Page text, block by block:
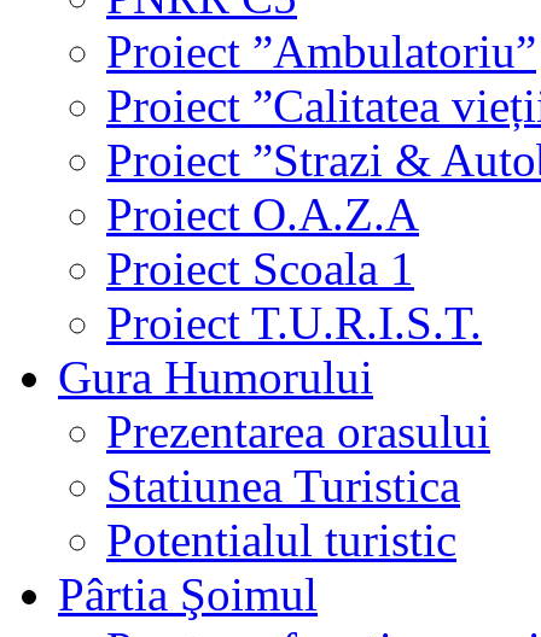
Proiect ”Ambulatoriu”
Proiect ”Calitatea
Proiect ”Strazi &
Proiect O.A.Z.A
Proiect Scoala 1
Proiect T.U.R.I.S.T.
Gura Humorului
Prezentarea orasului
Statiunea Turistica
Potentialul turistic
Pârtia Şoimul